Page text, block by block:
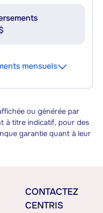
mensuels
ou générée par
à titre indicatif, pour des
garantie quant à leur
CONTACTEZ
CENTRIS